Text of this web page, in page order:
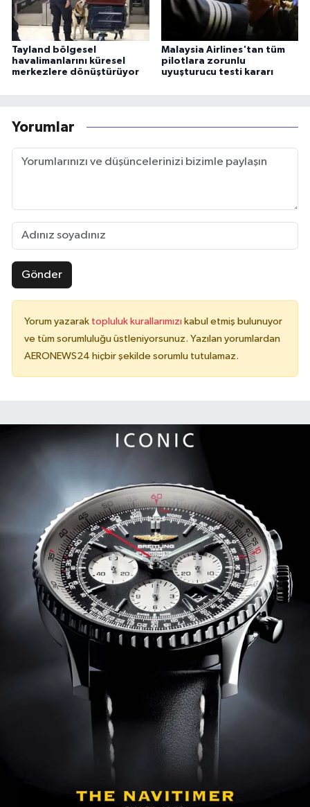
Tayland bölgesel
havalimanlarını küresel
merkezlere dönüştürüyor
Malaysia Airlines'tan tüm
pilotlara zorunlu
uyuşturucu testi kararı
Yorumlar
Gönder
Yorum yazarak topluluk kurallarımızı kabul etmiş bulunuyor
ve tüm sorumluluğu üstleniyorsunuz. Yazılan yorumlardan
AERONEWS24 hiçbir şekilde sorumlu tutulamaz.